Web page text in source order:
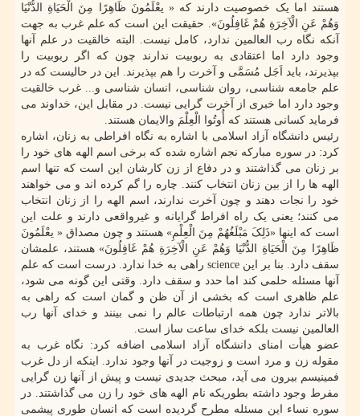
هستند اما یک خصوصیت دارند که « یعْلَمُونَ ظَاهِرًا مِنَ الْحَیَاةِ الدُّنْیَا
وَهُمْ عَنِ الْآخِرَةِ هُمْ غَافِلُونَ». حقیقت این است که علم غرب به جهت
آنکه نگاه رب العالمین ندارد، کامل نیست. البته خالقیت در علم آنها
وجود دارد اما اعتقادی به ربوبیت ندارند چون که اگر ربوبیت را
بپذیرند، باید اَجَل مُسَمَّی و آخرت را هم بپذیرند. این در حالیست که در
علم جامعه شناسی، روان شناسی، انسان شناسی و... غرب خالقیت
وجود دارد اما خبری از آخرت گرایی نیست. در مقابل این، خداوند می
فرماید کسانی هستند که أُوتُوا الْعِلْمَ والایمان هستند.
رئیس دانشگاه آزاد اسلامی با اشاره به نگاه افراطی به زنان، اشاره
کرد: در سوره مبارکه نجم اشاره شده که برخی اسم الهه های خود را
بر زنان می گذاشتند و در دفاع از زن کارشان این است که تنها اسم
الهه ها را از بین زنان انتخاب کنند. چاره را گم کرده اند و می خواهند
خود را نجات دهند و چون آخرت ندارند، اسم الهه را از زنان انتخاب
می کنند؛ یعنی یک راه افراط گرایانه و غیرواقعی دارند و علت این
است که اینها «ذَلِکَ مَبْلَغُهُمْ مِنَ الْعِلْمِ» هستند و چون مصداق « یعْلَمُونَ
ظَاهِرًا مِنَ الْحَیَاةِ الدُّنْیَا وَهُمْ عَنِ الْآخِرَةِ هُمْ غَافِلُونَ» هستند، علمشان
سقف دارد. بنا بر این science راهی به خدا ندارد. درست است که علم
آنها مسئله حلمی کند اما حدد و سقف دارد. وقتی این گونه می شود،
علم ظاهری است که بخشی از آن ظن و گمان است که راهی به
بالاتر ندارد چون همه ارتباطات عالم را نمی بینند و خدای آنها رب
العالمین نیست بلکه خدای ساعت ساز است.
عضو هیأت امنای دانشگاه آزاد اسلامی اضافه کرد: نگاه غرب به
مقوله زن و مرد است و زوجیت در آنها وجود ندارد. اینکه از دل غرب
فمینیسم بیرون می آید، مبحث جدیدی نیست و پیش از آنها زن گرایی
مفرط وجود داشته بطوریکه نام الهه های خود را زن می گذاشتند. در
سوره نساء این مسئله مطرح گردیده است که انسان طوری پیشمی